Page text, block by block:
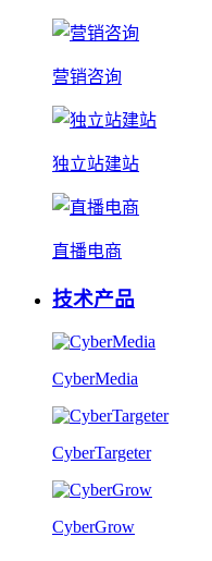
营销咨询
独立站建站
直播电商
技术产品
CyberMedia
CyberTargeter
CyberGrow